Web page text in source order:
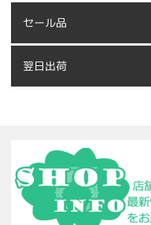
セール品
翌日出荷